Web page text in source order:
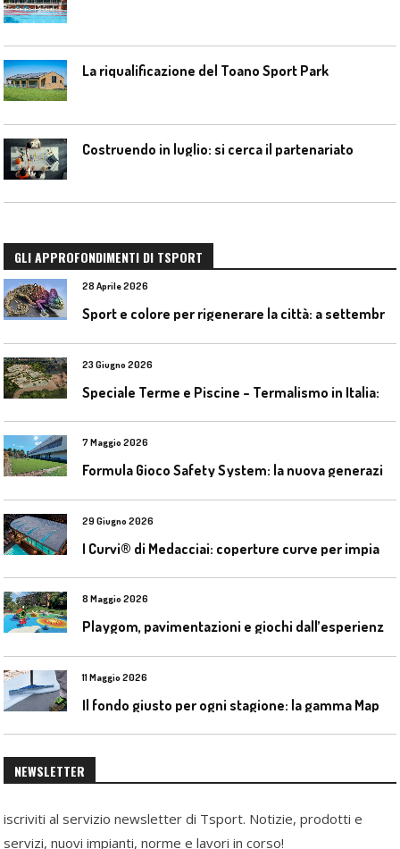
La riqualificazione del Toano Sport Park
Costruendo in luglio: si cerca il partenariato
GLI APPROFONDIMENTI DI TSPORT
28 Aprile 2026
23 Giugno 2026
7 Maggio 2026
29 Giugno 2026
8 Maggio 2026
11 Maggio 2026
NEWSLETTER
iscriviti al servizio newsletter di Tsport. Notizie, prodotti e
servizi, nuovi impianti, norme e lavori in corso!